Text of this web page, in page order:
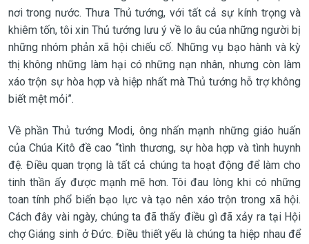
nơi trong nước. Thưa Thủ tướng, với tất cả sự kính trọng và
khiêm tốn, tôi xin Thủ tướng lưu ý về lo âu của những người bị
những nhóm phản xã hội chiếu cố. Những vụ bạo hành và kỳ
thị không những làm hại có những nạn nhân, nhưng còn làm
xáo trộn sự hòa hợp và hiệp nhất mà Thủ tướng hỗ trợ không
biết mệt mỏi”.
Về phần Thủ tướng Modi, ông nhấn mạnh những giáo huấn
của Chúa Kitô đề cao “tình thương, sự hòa hợp và tình huynh
đệ. Điều quan trọng là tất cả chúng ta hoạt động để làm cho
tinh thần ấy được mạnh mẽ hơn. Tôi đau lòng khi có những
toan tính phổ biến bạo lực và tạo nên xáo trộn trong xã hội.
Cách đây vài ngày, chúng ta đã thấy điều gì đã xảy ra tại Hội
chợ Giáng sinh ở Đức. Điều thiết yếu là chúng ta hiệp nhau để